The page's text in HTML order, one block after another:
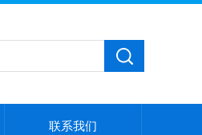
联系我们